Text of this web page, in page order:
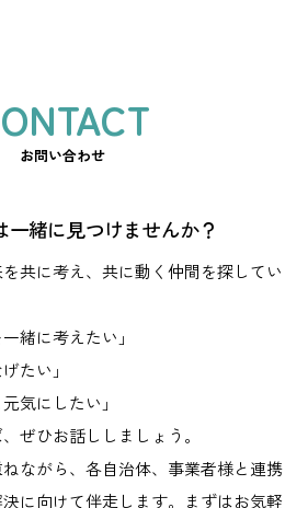
お問い合わせ
緒に見つけませんか？
共に考え、共に動く仲間を探してい
緒に考えたい」
たい」
気にしたい」
ぜひお話ししましょう。
ながら、 各自治体、事業者様と連携
に向けて伴走します。
まずはお気軽